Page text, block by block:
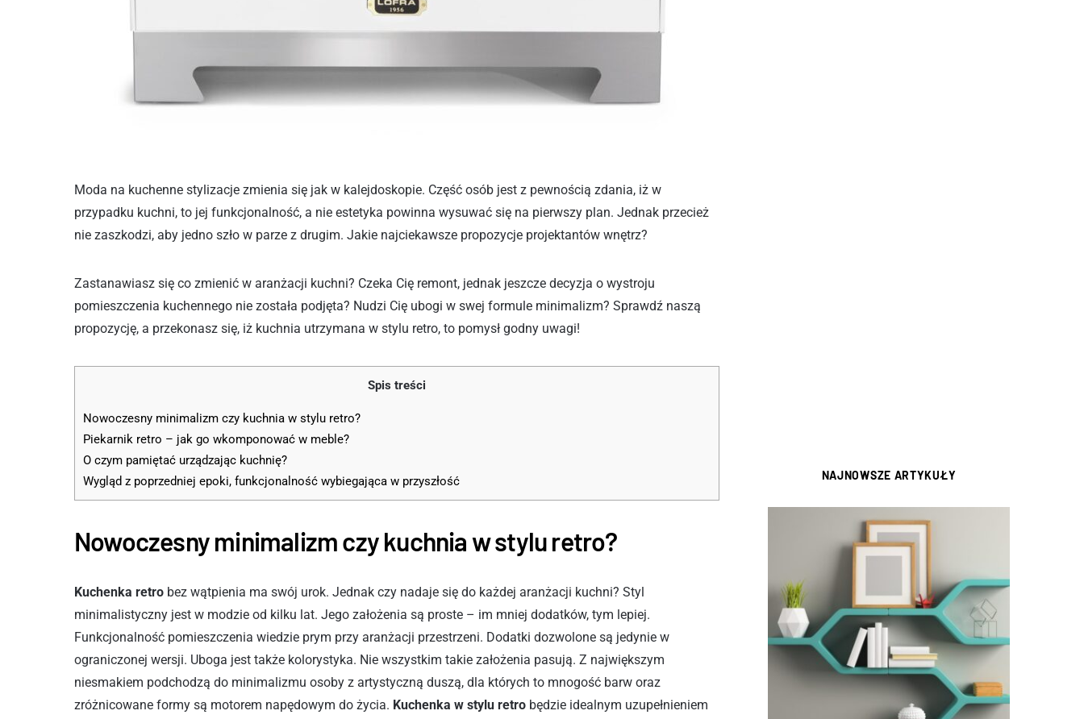
Moda na kuchenne stylizacje zmienia się jak w kalejdoskopie. Część osób jest z pewnością zdania, iż w
przypadku kuchni, to jej funkcjonalność, a nie estetyka powinna wysuwać się na pierwszy plan. Jednak przecież
nie zaszkodzi, aby jedno szło w parze z drugim. Jakie najciekawsze propozycje projektantów wnętrz?
Zastanawiasz się co zmienić w aranżacji kuchni? Czeka Cię remont, jednak jeszcze decyzja o wystroju
pomieszczenia kuchennego nie została podjęta? Nudzi Cię ubogi w swej formule minimalizm? Sprawdź naszą
propozycję, a przekonasz się, iż kuchnia utrzymana w stylu retro, to pomysł godny uwagi!
Spis treści
Nowoczesny minimalizm czy kuchnia w stylu retro?
Piekarnik retro – jak go wkomponować w meble?
O czym pamiętać urządzając kuchnię?
Wygląd z poprzedniej epoki, funkcjonalność wybiegająca w przyszłość
Nowoczesny minimalizm czy kuchnia w stylu retro?
Kuchenka retro bez wątpienia ma swój urok. Jednak czy nadaje się do każdej aranżacji kuchni? Styl
minimalistyczny jest w modzie od kilku lat. Jego założenia są proste – im mniej dodatków, tym lepiej.
Funkcjonalność pomieszczenia wiedzie prym przy aranżacji przestrzeni. Dodatki dozwolone są jedynie w
ograniczonej wersji. Uboga jest także kolorystyka. Nie wszystkim takie założenia pasują. Z największym
niesmakiem podchodzą do minimalizmu osoby z artystyczną duszą, dla których to mnogość barw oraz
zróżnicowane formy są motorem napędowym do życia. Kuchenka w stylu retro będzie idealnym uzupełnieniem
NAJNOWSZE ARTYKUŁY